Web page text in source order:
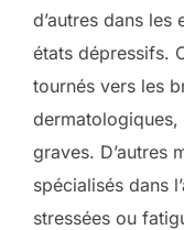
d’autres dans les
états dépressifs.
tournés vers les
dermatologiques,
graves. D’autres
spécialisés dans
stressées ou